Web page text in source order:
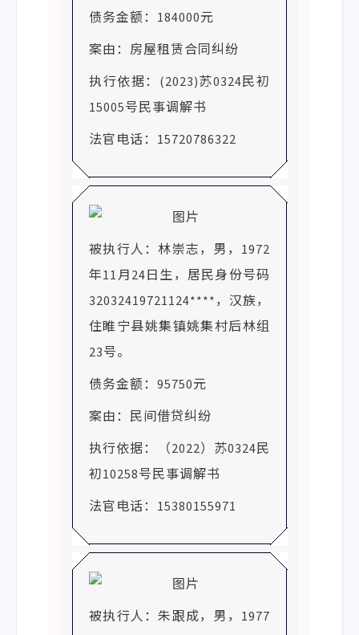
债务金额：184000元
案由：房屋租赁合同纠纷
执行依据：(2023)苏0324民初
15005号民事调解书
法官电话：15720786322
被执行人：林崇志，男，1972
年11月24日生，居民身份号码
32032419721124****，汉族，
住睢宁县姚集镇姚集村后林组
23号。
债务金额：95750元
案由：民间借贷纠纷
执行依据：（2022）苏0324民
初10258号民事调解书
法官电话：15380155971
被执行人：朱跟成，男，1977